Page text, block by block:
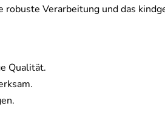
Verarbeitung und das
Qualität.